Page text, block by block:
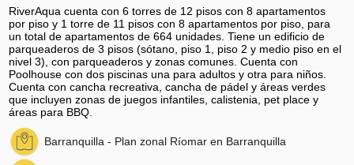
RiverAqua cuenta con 6 torres de 12 pisos con 8 apartamentos
por piso y 1 torre de 11 pisos con 8 apartamentos por piso, para
un total de apartamentos de 664 unidades. ​Tiene un edificio de
parqueaderos de 3 pisos (sótano, piso 1, piso 2 y medio piso en el
nivel 3), con parqueaderos y zonas comunes. ​Cuenta con
Poolhouse con dos piscinas una para adultos y otra para niños. ​
Cuenta con cancha recreativa, cancha de pádel y áreas verdes
que incluyen zonas de juegos infantiles, calistenia, pet place y
áreas para BBQ.
Barranquilla - Plan zonal Ríomar en Barranquilla